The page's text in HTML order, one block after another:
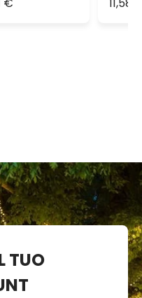
€ 11,58
TUO